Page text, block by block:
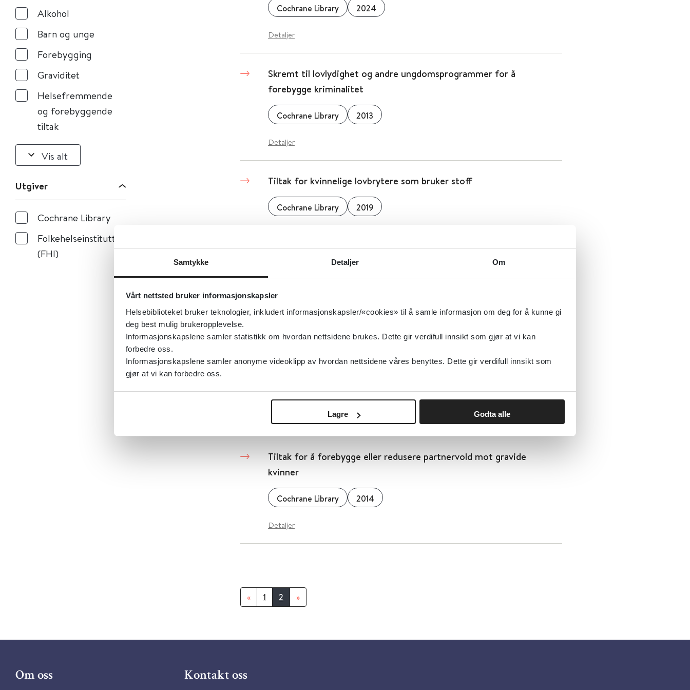
Samtykke Detaljer Om
Vårt nettsted bruker informasjonskapsler
Helsebiblioteket bruker teknologier, inkludert informasjonskapsler/«cookies» til å samle informasjon om deg for å kunne gi
deg best mulig brukeropplevelse.
Informasjonskapslene samler statistikk om hvordan nettsidene brukes. Dette gir verdifull innsikt som gjør at vi kan
forbedre oss.
Informasjonskapslene samler anonyme videoklipp av hvordan nettsidene våres benyttes. Dette gir verdifull innsikt som
gjør at vi kan forbedre oss.
Lagre Godta alle
Alkohol
Barn og unge
Forebygging
Graviditet
Helsefremmende
og forebyggende
tiltak
Vis alt
Utgiver
Cochrane Library
Folkehelseinstituttet
(FHI)
Cochrane Library 2024
Detaljer
Skremt til lovlydighet og andre ungdomsprogrammer for å
forebygge kriminalitet
Cochrane Library 2013
Detaljer
Tiltak for kvinnelige lovbrytere som bruker stoff
Cochrane Library 2019
Cochrane Library
Tiltak for seksuelle overgripere med lærevansker
Cochrane Library 2008
Tiltak for å forebygge eller redusere partnervold mot gravide
kvinner
Cochrane Library 2014
Detaljer
« 1 2 »
Om oss Kontakt oss